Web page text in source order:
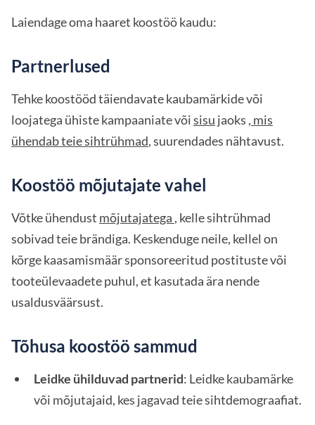
Laiendage oma haaret koostöö kaudu:
Partnerlused
Tehke koostööd täiendavate kaubamärkide või
loojatega ühiste kampaaniate võisisu jaoks , mis
ühendab teie sihtrühmad, suurendades nähtavust.
Koostöö mõjutajate vahel
Võtke ühendust mõjutajatega , kelle sihtrühmad
sobivad teie brändiga. Keskenduge neile, kellel on
kõrge kaasamismäär sponsoreeritud postituste või
tooteülevaadete puhul, et kasutada ära nende
usaldusväärsust.
Tõhusa koostöö sammud
Leidke ühilduvad partnerid: Leidke kaubamärke
või mõjutajaid, kes jagavad teie sihtdemograafiat.